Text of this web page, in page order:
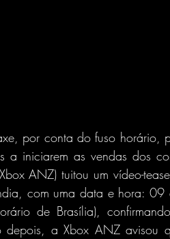
por conta do fuso horário,
a iniciarem as vendas dos
ANZ) tuitou um vídeo-
com uma data e hora:
de Brasília),
depois, a Xbox ANZ